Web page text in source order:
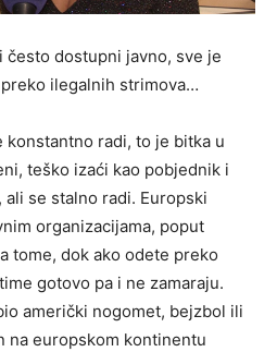
često dostupni javno, sve je
ilegalnih strimova…
konstantno radi, to je bitka u
teško izaći kao pobjednik i
se stalno radi. Europski
organizacijama, poput
tome, dok ako odete preko
gotovo pa i ne zamaraju.
američki nogomet, bejzbol ili
na europskom kontinentu